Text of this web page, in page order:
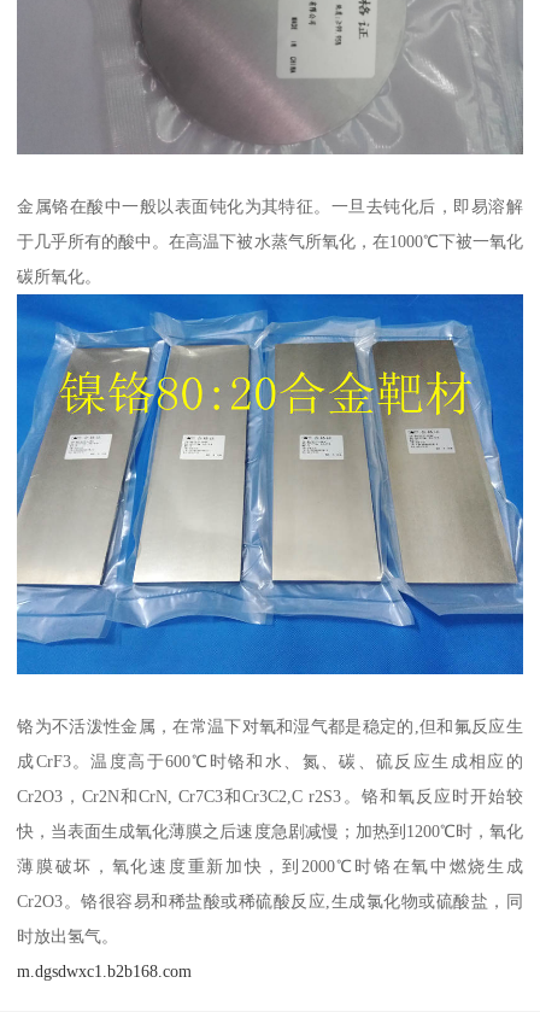
金属铬在酸中一般以表面钝化为其特征。一旦去钝化后，即易溶解
于几乎所有的酸中。在高温下被水蒸气所氧化，在1000℃下被一氧化
碳所氧化。
铬为不活泼性金属，在常温下对氧和湿气都是稳定的,但和氟反应生
成CrF3。温度高于600℃时铬和水、氮、碳、硫反应生成相应的
Cr2O3，Cr2N和CrN, Cr7C3和Cr3C2,C r2S3。铬和氧反应时开始较
快，当表面生成氧化薄膜之后速度急剧减慢；加热到1200℃时，氧化
薄膜破坏，氧化速度重新加快，到2000℃时铬在氧中燃烧生成
Cr2O3。铬很容易和稀盐酸或稀硫酸反应,生成氯化物或硫酸盐，同
时放出氢气。
m.dgsdwxc1.b2b168.com